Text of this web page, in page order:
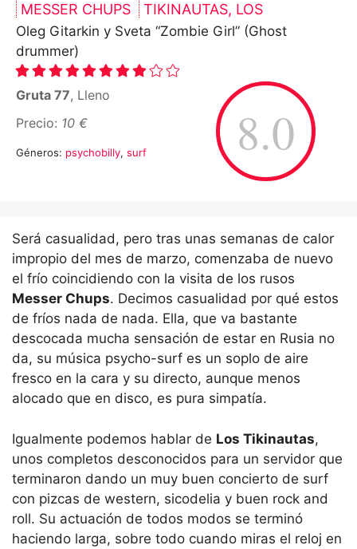
MESSER CHUPS TIKINAUTAS, LOS
Oleg Gitarkin y Sveta “Zombie Girl” (Ghost
drummer)
8.0
Gruta 77, Lleno
Precio: 10 €
Géneros: psychobilly, surf
Será casualidad, pero tras unas semanas de calor
impropio del mes de marzo, comenzaba de nuevo
el frío coincidiendo con la visita de los rusos
Messer Chups. Decimos casualidad por qué estos
de fríos nada de nada. Ella, que va bastante
descocada mucha sensación de estar en Rusia no
da, su música psycho-surf es un soplo de aire
fresco en la cara y su directo, aunque menos
alocado que en disco, es pura simpatía.
Igualmente podemos hablar de Los Tikinautas,
unos completos desconocidos para un servidor que
terminaron dando un muy buen concierto de surf
con pizcas de western, sicodelia y buen rock and
roll. Su actuación de todos modos se terminó
haciendo larga, sobre todo cuando miras el reloj en